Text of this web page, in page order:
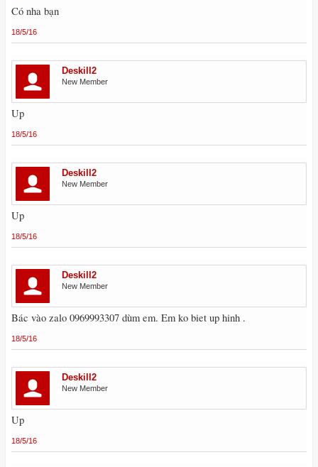
Có nha bạn
18/5/16
Deskill2
New Member
Up
18/5/16
Deskill2
New Member
Up
18/5/16
Deskill2
New Member
Bác vào zalo 0969993307 dùm em. Em ko biet up hinh .
18/5/16
Deskill2
New Member
Up
18/5/16